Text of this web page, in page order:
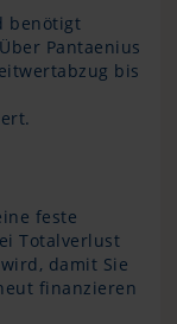
benötigt
Pantaenius
bis
feste
Totalverlust
damit Sie
finanzieren